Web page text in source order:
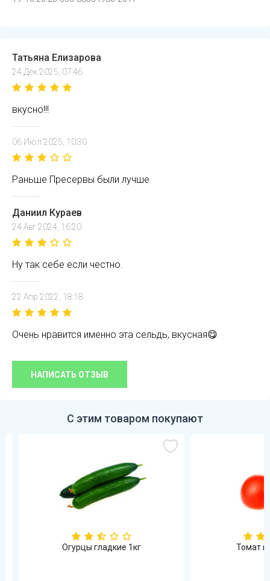
Татьяна Елизарова
24 Дек 2025, 07:46
вкусно!!!
06 Июл 2025, 10:30
Раньше Пресервы были лучше
Даниил Кураев
24 Авг 2024, 16:20
Ну так себе если честно.
22 Апр 2022, 18:18
Очень нравится именно эта сельдь, вкусная😋
НАПИСАТЬ ОТЗЫВ
С этим товаром покупают
Огурцы гладкие 1кг Томат